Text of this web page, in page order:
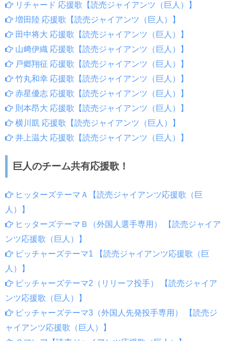
リチャード 応援歌【読売ジャイアンツ（巨人）】
増田陸 応援歌【読売ジャイアンツ（巨人）】
田中将大 応援歌【読売ジャイアンツ（巨人）】
山﨑伊織 応援歌【読売ジャイアンツ（巨人）】
戸郷翔征 応援歌【読売ジャイアンツ（巨人）】
竹丸和幸 応援歌【読売ジャイアンツ（巨人）】
赤星優志 応援歌【読売ジャイアンツ（巨人）】
則本昂大 応援歌【読売ジャイアンツ（巨人）】
横川凱 応援歌【読売ジャイアンツ（巨人）】
井上温大 応援歌【読売ジャイアンツ（巨人）】
巨人のチーム共有応援歌！
ヒッターズテーマＡ【読売ジャイアンツ応援歌（巨
人）】
ヒッターズテーマＢ（外国人選手専用） 【読売ジャイア
ンツ応援歌（巨人）】
ピッチャーズテーマ1 【読売ジャイアンツ応援歌（巨
人）】
ピッチャーズテーマ2（リリーフ投手） 【読売ジャイア
ンツ応援歌（巨人）】
ピッチャーズテーマ3（外国人先発投手専用） 【読売ジ
ャイアンツ応援歌（巨人）】